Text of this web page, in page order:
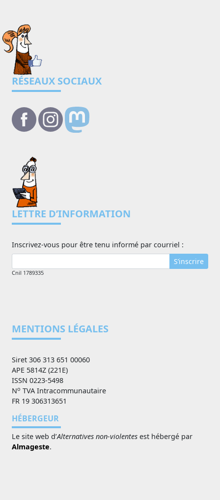
RÉSEAUX SOCIAUX
LETTRE D’INFORMATION
Inscrivez-vous pour être tenu informé par courriel :
S’inscrire
Cnil 1789335
MENTIONS LÉGALES
Siret 306 313 651 00060
APE 5814Z (221E)
ISSN 0223-5498
No TVA Intracommunautaire
FR 19 306313651
HÉBERGEUR
Le site web d’Alternatives non-violentes est hébergé par
Almageste.